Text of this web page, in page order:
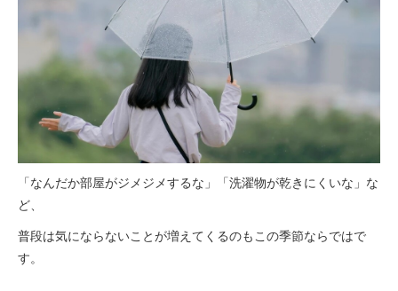
「なんだか部屋がジメジメするな」「洗濯物が乾きにくいな」な
ど、
普段は気にならないことが増えてくるのもこの季節ならではで
す。